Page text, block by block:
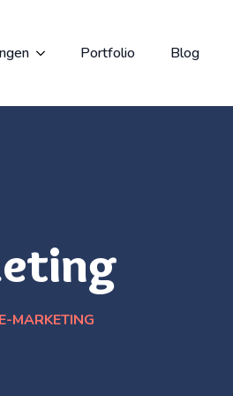
Portfolio Blog
MARKETING